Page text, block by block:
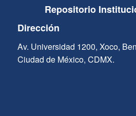
Repositorio
Dirección
Av. Universidad 1200, Xoco,
Ciudad de México, CDMX.